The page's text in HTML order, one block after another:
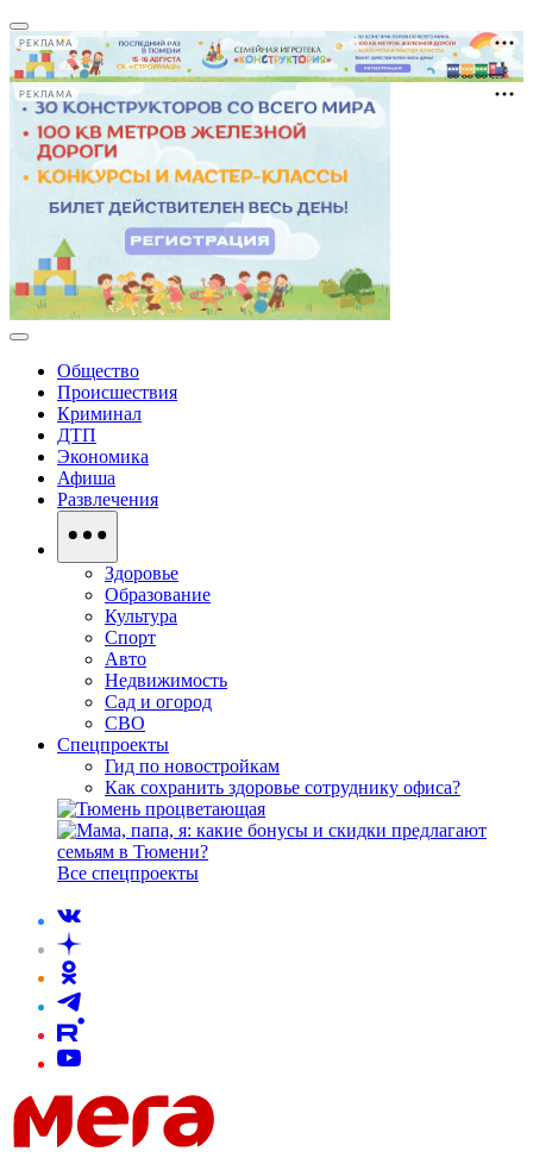
РЕКЛАМА
РЕКЛАМА
Общество
Происшествия
Криминал
ДТП
Экономика
Афиша
Развлечения
Здоровье
Образование
Культура
Спорт
Авто
Недвижимость
Сад и огород
СВО
Спецпроекты
Гид по новостройкам
Как сохранить здоровье сотруднику офиса?
Все спецпроекты